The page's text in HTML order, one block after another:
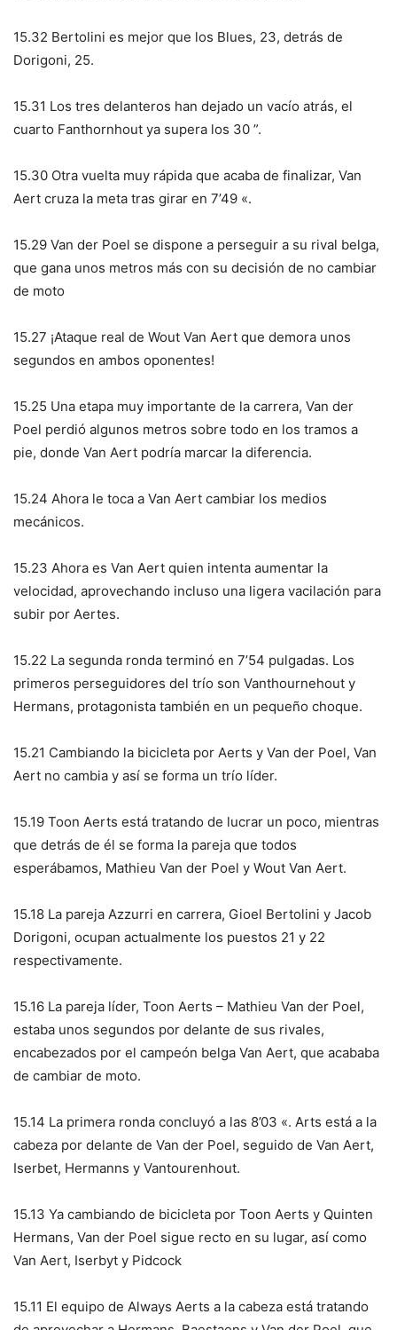
15.32 Bertolini es mejor que los Blues, 23, detrás de
Dorigoni, 25.
15.31 Los tres delanteros han dejado un vacío atrás, el
cuarto Fanthornhout ya supera los 30 ”.
15.30 Otra vuelta muy rápida que acaba de finalizar, Van
Aert cruza la meta tras girar en 7’49 «.
15.29 Van der Poel se dispone a perseguir a su rival belga,
que gana unos metros más con su decisión de no cambiar
de moto
15.27 ¡Ataque real de Wout Van Aert que demora unos
segundos en ambos oponentes!
15.25 Una etapa muy importante de la carrera, Van der
Poel perdió algunos metros sobre todo en los tramos a
pie, donde Van Aert podría marcar la diferencia.
15.24 Ahora le toca a Van Aert cambiar los medios
mecánicos.
15.23 Ahora es Van Aert quien intenta aumentar la
velocidad, aprovechando incluso una ligera vacilación para
subir por Aertes.
15.22 La segunda ronda terminó en 7’54 pulgadas. Los
primeros perseguidores del trío son Vanthournehout y
Hermans, protagonista también en un pequeño choque.
15.21 Cambiando la bicicleta por Aerts y Van der Poel, Van
Aert no cambia y así se forma un trío líder.
15.19 Toon Aerts está tratando de lucrar un poco, mientras
que detrás de él se forma la pareja que todos
esperábamos, Mathieu Van der Poel y Wout Van Aert.
15.18 La pareja Azzurri en carrera, Gioel Bertolini y Jacob
Dorigoni, ocupan actualmente los puestos 21 y 22
respectivamente.
15.16 La pareja líder, Toon Aerts – Mathieu Van der Poel,
estaba unos segundos por delante de sus rivales,
encabezados por el campeón belga Van Aert, que acababa
de cambiar de moto.
15.14 La primera ronda concluyó a las 8’03 «. Arts está a la
cabeza por delante de Van der Poel, seguido de Van Aert,
Iserbet, Hermanns y Vantourenhout.
15.13 Ya cambiando de bicicleta por Toon Aerts y Quinten
Hermans, Van der Poel sigue recto en su lugar, así como
Van Aert, Iserbyt y Pidcock
15.11 El equipo de Always Aerts a la cabeza está tratando